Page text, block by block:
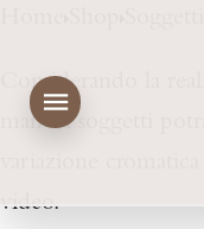
Considerando la
mano, i soggetti
variazione
video.